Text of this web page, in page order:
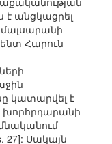
է անցկացրել
Հարուն
կատարվել է
խորհրդարանի
27]: Սակայն